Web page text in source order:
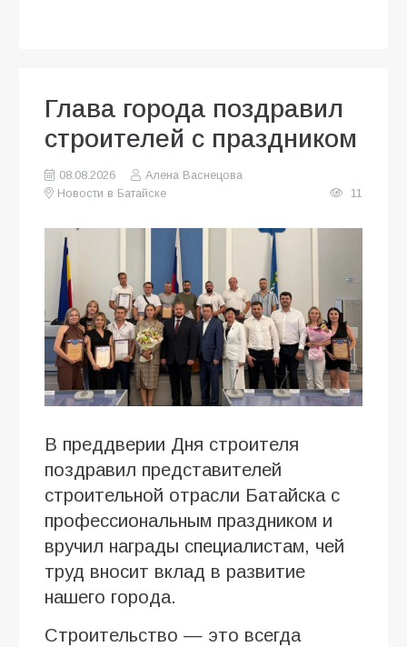
Глава города поздравил
строителей с праздником
08.08.2026
Алена Васнецова
Новости в Батайске
11
В преддверии Дня строителя
поздравил представителей
строительной отрасли Батайска с
профессиональным праздником и
вручил награды специалистам, чей
труд вносит вклад в развитие
нашего города.
Строительство — это всегда